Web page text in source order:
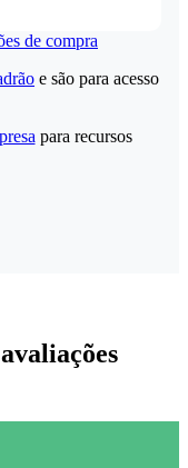
de compra
e são para acesso
para recursos